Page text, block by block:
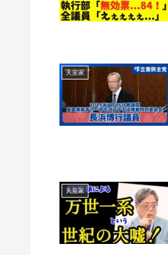
天皇家
天皇家